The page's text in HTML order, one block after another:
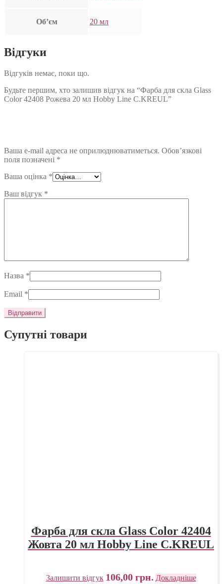
Об’єм 20 мл
Відгуки
Відгуків немає, поки що.
Будьте першим, хто залишив відгук на “Фарба для скла Glass
Color 42408 Рожева 20 мл Hobby Line C.KREUL”
Ваша e-mail адреса не оприлюднюватиметься. Обов’язкові
поля позначені *
Ваша оцінка *
Ваш відгук *
Назва *
Email *
Супутні товари
Фарба для скла Glass Color 42404
Жовта 20 мл Hobby Line C.KREUL
Залишити відгук 106,00 грн. Докладніше